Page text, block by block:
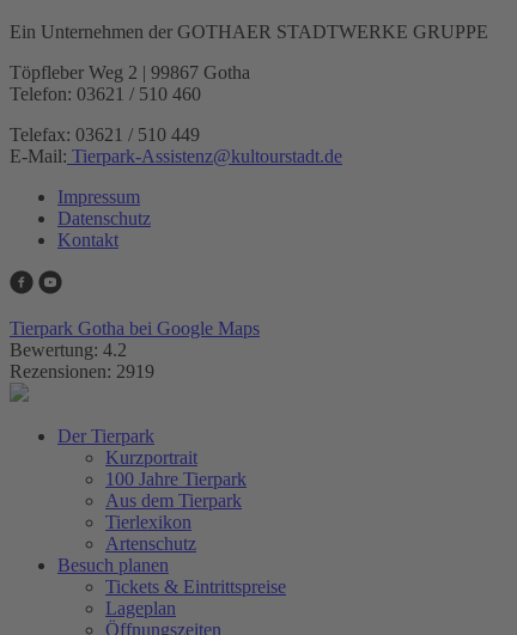
Ein Unternehmen der GOTHAER STADTWERKE GRUPPE
Töpfleber Weg 2 | 99867 Gotha
Telefon: 03621 / 510 460
Telefax: 03621 / 510 449
E-Mail: Tierpark-Assistenz@kultourstadt.de
Impressum
Datenschutz
Kontakt
Tierpark Gotha bei Google Maps
Bewertung: 4.2
Rezensionen: 2919
Der Tierpark
Kurzportrait
100 Jahre Tierpark
Aus dem Tierpark
Tierlexikon
Artenschutz
Besuch planen
Tickets & Eintrittspreise
Lageplan
Öffnungszeiten